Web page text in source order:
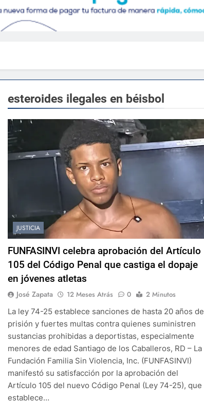
esteroides ilegales en béisbol
JUSTICIA
FUNFASINVI celebra aprobación del Artículo
105 del Código Penal que castiga el dopaje
en jóvenes atletas
José Zapata 12 Meses Atrás 0
2 Minutos
La ley 74-25 establece sanciones de hasta 20 años de
prisión y fuertes multas contra quienes suministren
sustancias prohibidas a deportistas, especialmente
menores de edad Santiago de los Caballeros, RD – La
Fundación Familia Sin Violencia, Inc. (FUNFASINVI)
manifestó su satisfacción por la aprobación del
Artículo 105 del nuevo Código Penal (Ley 74-25), que
establece…